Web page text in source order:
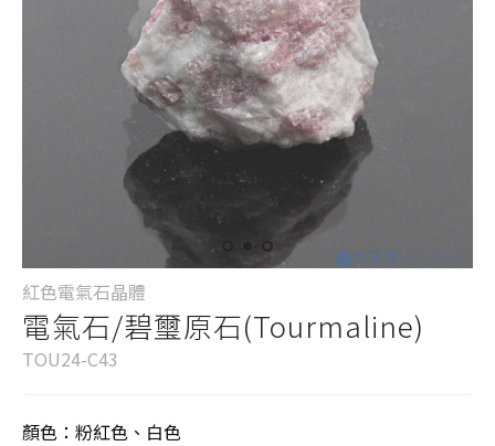
紅色電氣石晶體
電氣石/碧璽原石(Tourmaline)
TOU24-C43
顏色：粉紅色、白色